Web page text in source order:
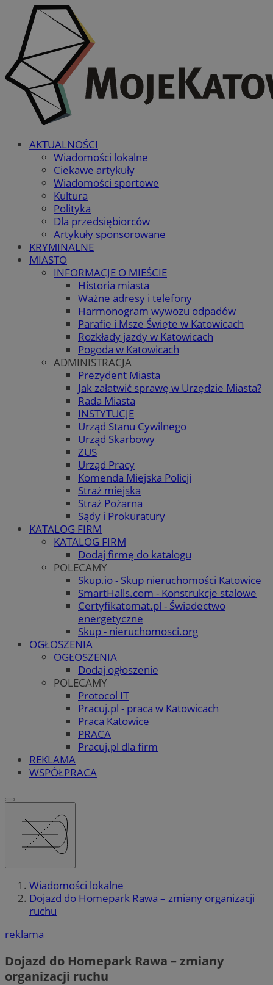
AKTUALNOŚCI
Wiadomości lokalne
Ciekawe artykuły
Wiadomości sportowe
Kultura
Polityka
Dla przedsiębiorców
Artykuły sponsorowane
KRYMINALNE
MIASTO
INFORMACJE O MIEŚCIE
Historia miasta
Ważne adresy i telefony
Harmonogram wywozu odpadów
Parafie i Msze Święte w Katowicach
Rozkłady jazdy w Katowicach
Pogoda w Katowicach
ADMINISTRACJA
Prezydent Miasta
Jak załatwić sprawę w Urzędzie Miasta?
Rada Miasta
INSTYTUCJE
Urząd Stanu Cywilnego
Urząd Skarbowy
ZUS
Urząd Pracy
Komenda Miejska Policji
Straż miejska
Straż Pożarna
Sądy i Prokuratury
KATALOG FIRM
KATALOG FIRM
Dodaj firmę do katalogu
POLECAMY
Skup.io - Skup nieruchomości Katowice
SmartHalls.com - Konstrukcje stalowe
Certyfikatomat.pl - Świadectwo
energetyczne
Skup - nieruchomosci.org
OGŁOSZENIA
OGŁOSZENIA
Dodaj ogłoszenie
POLECAMY
Protocol IT
Pracuj.pl - praca w Katowicach
Praca Katowice
PRACA
Pracuj.pl dla firm
REKLAMA
WSPÓŁPRACA
Wiadomości lokalne
Dojazd do Homepark Rawa – zmiany organizacji
ruchu
reklama
Dojazd do Homepark Rawa – zmiany
organizacji ruchu